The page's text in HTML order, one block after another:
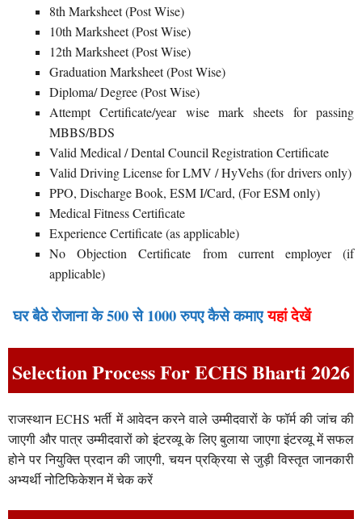
8th Marksheet (Post Wise)
10th Marksheet (Post Wise)
12th Marksheet (Post Wise)
Graduation Marksheet (Post Wise)
Diploma/ Degree (Post Wise)
Attempt Certificate/year wise mark sheets for passing
MBBS/BDS
Valid Medical / Dental Council Registration Certificate
Valid Driving License for LMV / HyVehs (for drivers only)
PPO, Discharge Book, ESM I/Card, (For ESM only)
Medical Fitness Certificate
Experience Certificate (as applicable)
No Objection Certificate from current employer (if
applicable)
घर बैठे रोजाना के 500 से 1000 रुपए कैसे कमाएयहां देखें
Selection Process For ECHS Bharti 2026
राजस्थान ECHS भर्ती में आवेदन करने वाले उम्मीदवारों के फॉर्म की जांच की
जाएगी और पात्र उम्मीदवारों को इंटरव्यू के लिए बुलाया जाएगा इंटरव्यू में सफल
होने पर नियुक्ति प्रदान की जाएगी, चयन प्रक्रिया से जुड़ी विस्तृत जानकारी
अभ्यर्थी नोटिफिकेशन में चेक करें